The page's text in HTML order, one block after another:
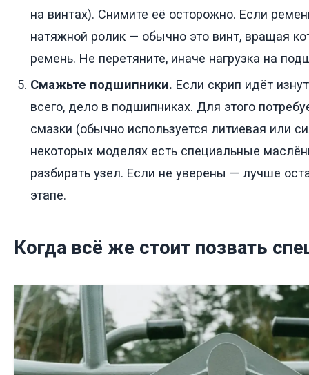
на винтах). Снимите её осторожно. Если
натяжной ролик — обычно это винт, вращая
ремень. Не перетяните, иначе нагрузка на
Смажьте подшипники. Если скрип идёт
всего, дело в подшипниках. Для этого
смазки (обычно используется литиевая или
некоторых моделях есть специальные
разбирать узел. Если не уверены — лучше
этапе.
Когда всё же стоит позвать